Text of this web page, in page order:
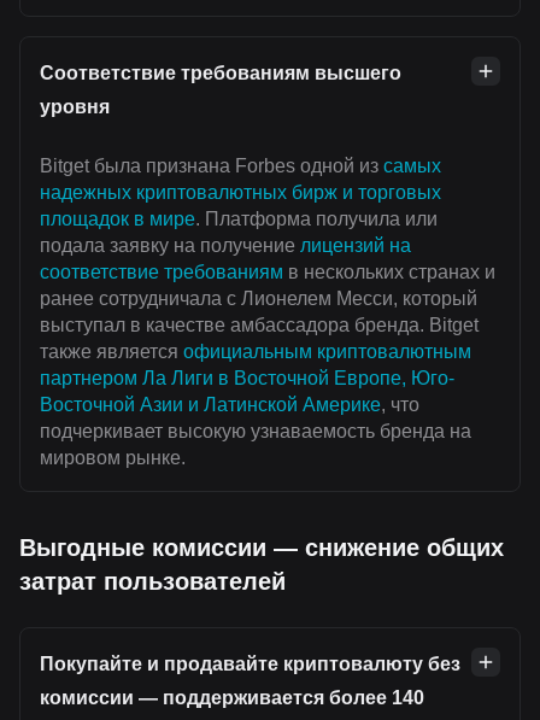
Соответствие требованиям высшего
уровня
Bitget была признана Forbes одной из самых
надежных криптовалютных бирж и торговых
площадок в мире. Платформа получила или
подала заявку на получение лицензий на
соответствие требованиям в нескольких странах и
ранее сотрудничала с Лионелем Месси, который
выступал в качестве амбассадора бренда. Bitget
также является официальным криптовалютным
партнером Ла Лиги в Восточной Европе, Юго-
Восточной Азии и Латинской Америке, что
подчеркивает высокую узнаваемость бренда на
мировом рынке.
Выгодные комиссии — снижение общих
затрат пользователей
Покупайте и продавайте криптовалюту без
комиссии — поддерживается более 140